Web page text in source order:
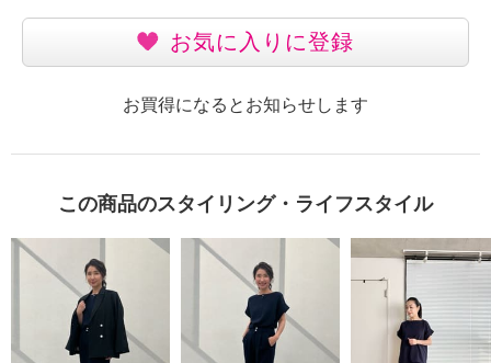
お気に入りに登録
お買得になるとお知らせします
この商品のスタイリング・ライフスタイル